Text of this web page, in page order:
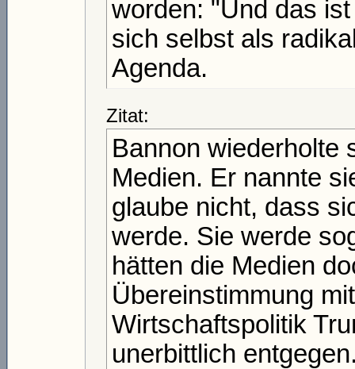
worden: "Und das
sich selbst als
Agenda.
Zitat:
Bannon wiederholte
Medien. Er nannte
glaube nicht, dass
werde. Sie werde
hätten die Medien
Übereinstimmung
Wirtschaftspolitik
unerbittlich